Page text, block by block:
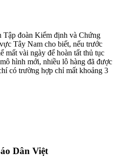
đoàn Kiểm định và Chứng
Tây Nam cho biết, nếu trước
mất vài ngày để hoàn tất thủ tục
hình mới, nhiều lô hàng đã được
có trường hợp chỉ mất khoảng 3
Dân Việt